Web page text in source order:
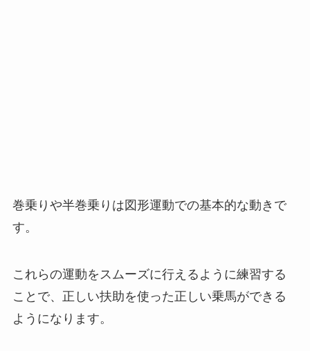
巻乗りや半巻乗りは図形運動での基本的な動きで
す。
これらの運動をスムーズに行えるように練習する
ことで、正しい扶助を使った正しい乗馬ができる
ようになります。